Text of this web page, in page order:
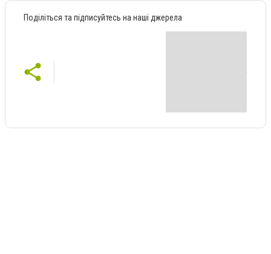
Поділіться та підписуйтесь на наші джерела